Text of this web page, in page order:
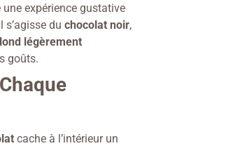
expérience gustative
s’agisse du chocolat noir,
légèrement
goûts.
cache à l’intérieur un